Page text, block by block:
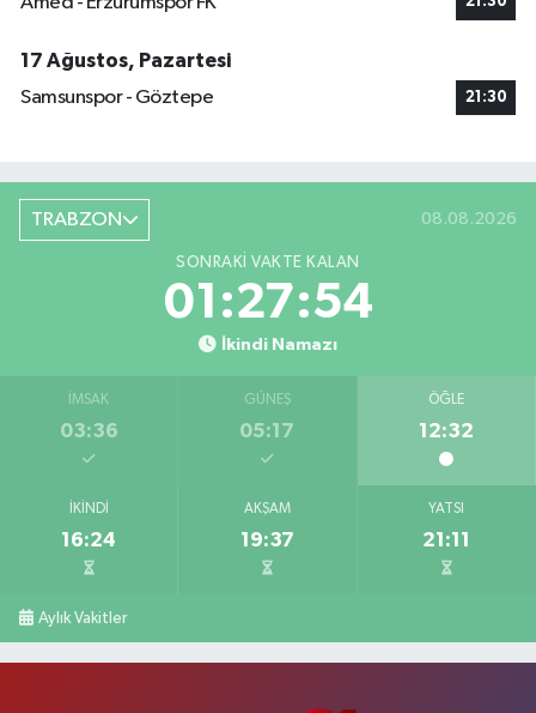
17 Ağustos, Pazartesi
Samsunspor - Göztepe
21:30
TRABZON 08.08.2026
SONRAKI VAKTE KALAN
01:27:53
İkindi Namazı
İMSAK
03:36
GÜNEŞ
05:17
ÖĞLE
12:32
İKINDI
16:24
AKŞAM
19:37
YATSI
21:11
Aylık Vakitler